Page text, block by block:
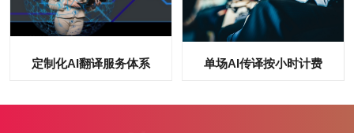
定制化AI翻译服务体系 单场AI传译按小时计费